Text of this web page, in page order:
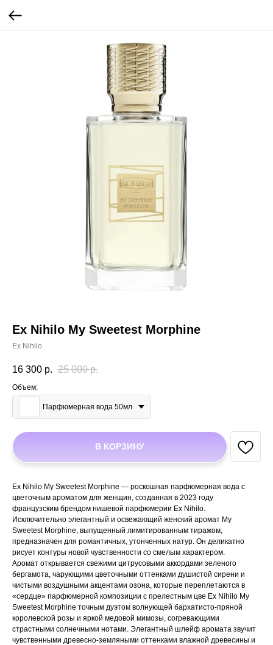
Ex Nihilo My Sweetest Morphine
Ex Nihilo
16 300 р. 25 000 р.
Объем:
Парфюмерная вода 50мл
В КОРЗИНУ
Ex Nihilo My Sweetest Morphine — роскошная парфюмерная вода с
цветочным ароматом для женщин, созданная в 2023 году
французским брендом нишевой парфюмерии Ex Nihilo.
Исключительно элегантный и освежающий женский аромат My
Sweetest Morphine, выпущенный лимитированным тиражом,
предназначен для романтичных, утонченных натур. Он деликатно
рисует контуры новой чувственности со смелым характером.
Аромат открывается свежими цитрусовыми аккордами зеленого
бергамота, чарующими цветочными оттенками душистой сирени и
чистыми воздушными акцентами озона, которые переплетаются в
«сердце» парфюмерной композиции с прелестным цве Ex Nihilo My
Sweetest Morphine точным дуэтом волнующей бархатисто-пряной
королевской розы и яркой медовой мимозы, согревающими
страстными солнечными нотами. Элегантный шлейф аромата звучит
чувственными древесно-земляными оттенками влажной древесины и